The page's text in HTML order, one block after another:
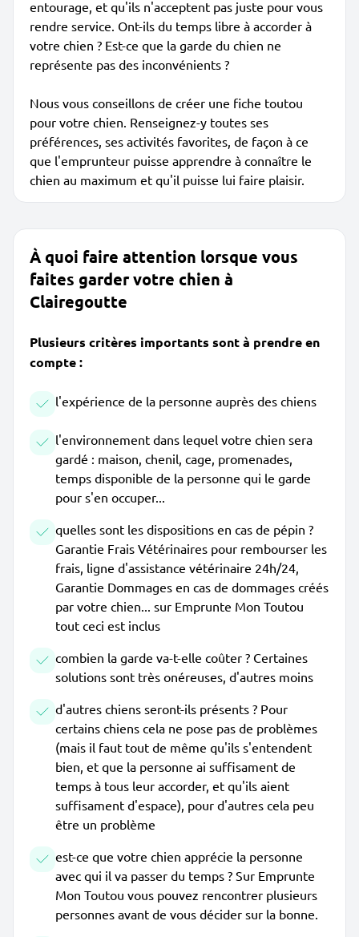
entourage, et qu'ils n'acceptent pas juste pour vous
rendre service. Ont-ils du temps libre à accorder à
votre chien ? Est-ce que la garde du chien ne
représente pas des inconvénients ?
Nous vous conseillons de créer une fiche toutou
pour votre chien. Renseignez-y toutes ses
préférences, ses activités favorites, de façon à ce
que l'emprunteur puisse apprendre à connaître le
chien au maximum et qu'il puisse lui faire plaisir.
À quoi faire attention lorsque vous
faites garder votre chien à
Clairegoutte
Plusieurs critères importants sont à prendre en
compte :
l'expérience de la personne auprès des chiens
l'environnement dans lequel votre chien sera
gardé : maison, chenil, cage, promenades,
temps disponible de la personne qui le garde
pour s'en occuper...
quelles sont les dispositions en cas de pépin ?
Garantie Frais Vétérinaires pour rembourser les
frais, ligne d'assistance vétérinaire 24h/24,
Garantie Dommages en cas de dommages créés
par votre chien... sur Emprunte Mon Toutou
tout ceci est inclus
combien la garde va-t-elle coûter ? Certaines
solutions sont très onéreuses, d'autres moins
d'autres chiens seront-ils présents ? Pour
certains chiens cela ne pose pas de problèmes
(mais il faut tout de même qu'ils s'entendent
bien, et que la personne ai suffisament de
temps à tous leur accorder, et qu'ils aient
suffisament d'espace), pour d'autres cela peu
être un problème
est-ce que votre chien apprécie la personne
avec qui il va passer du temps ? Sur Emprunte
Mon Toutou vous pouvez rencontrer plusieurs
personnes avant de vous décider sur la bonne.